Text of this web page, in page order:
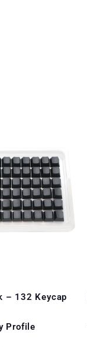
– 132 Keycap
Profile